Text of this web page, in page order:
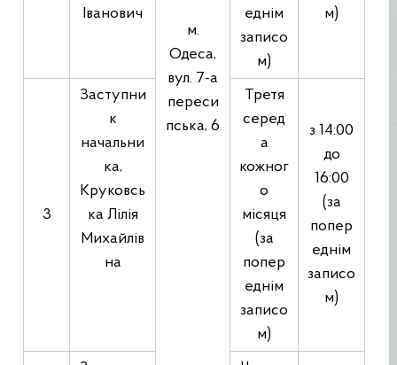
м.
Одеса,
вул. 7-а
переси
пська, 6
Іванович
еднім
записо
м)
м)
3
Заступни
к
начальни
ка,
Круковсь
ка Лілія
Михайлів
на
Третя
серед
а
кожног
о
місяця
(за
попер
еднім
записо
м)
з 14:00
до
16:00
(за
попер
еднім
записо
м)